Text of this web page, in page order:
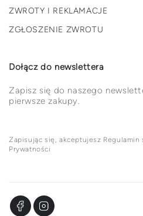
ZWROTY I REKLAMACJE
ZGŁOSZENIE ZWROTU
Dołącz do newslettera
Zapisz się do naszego
pierwsze zakupy.
Zapisując się, akceptujesz
Prywatności
FacebookInstagram